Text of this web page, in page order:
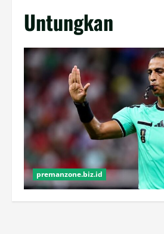
Untungkan
premanzone.biz.id